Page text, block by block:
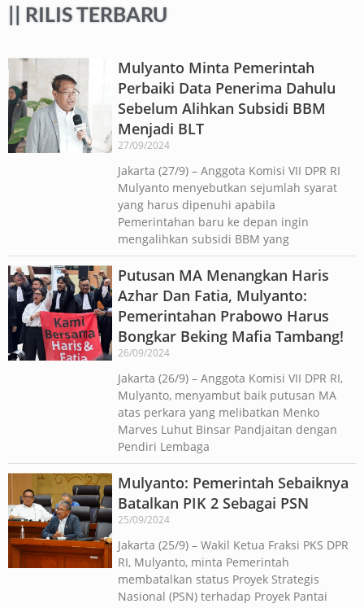
|| RILIS TERBARU
Mulyanto Minta Pemerintah
Perbaiki Data Penerima Dahulu
Sebelum Alihkan Subsidi BBM
Menjadi BLT
27/09/2024
Jakarta (27/9) – Anggota Komisi VII DPR RI
Mulyanto menyebutkan sejumlah syarat
yang harus dipenuhi apabila
Pemerintahan baru ke depan ingin
mengalihkan subsidi BBM yang
Putusan MA Menangkan Haris
Azhar Dan Fatia, Mulyanto:
Pemerintahan Prabowo Harus
Bongkar Beking Mafia Tambang!
26/09/2024
Jakarta (26/9) – Anggota Komisi VII DPR RI,
Mulyanto, menyambut baik putusan MA
atas perkara yang melibatkan Menko
Marves Luhut Binsar Pandjaitan dengan
Pendiri Lembaga
Mulyanto: Pemerintah Sebaiknya
Batalkan PIK 2 Sebagai PSN
25/09/2024
Jakarta (25/9) – Wakil Ketua Fraksi PKS DPR
RI, Mulyanto, minta Pemerintah
membatalkan status Proyek Strategis
Nasional (PSN) terhadap Proyek Pantai